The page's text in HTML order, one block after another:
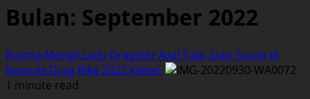
Bulan: September 2022
Rusma Mungil Lady Dragster Asal Tala, Siap Turun di
Kejurda Drag Bike 2022 Kalsel.
1 minute read